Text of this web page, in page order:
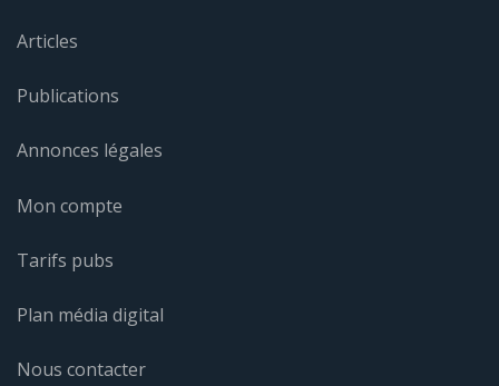
Articles
Publications
Annonces légales
Mon compte
Tarifs pubs
Plan média digital
Nous contacter